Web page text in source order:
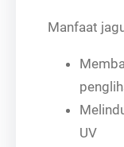
Manfaat
UV